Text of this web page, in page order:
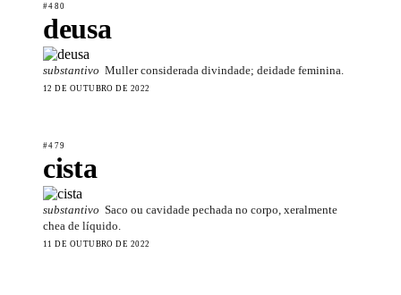
#480
deusa
substantivo Muller considerada divindade; deidade feminina.
12 DE OUTUBRO DE 2022
#479
cista
substantivo Saco ou cavidade pechada no corpo, xeralmente
chea de líquido.
11 DE OUTUBRO DE 2022